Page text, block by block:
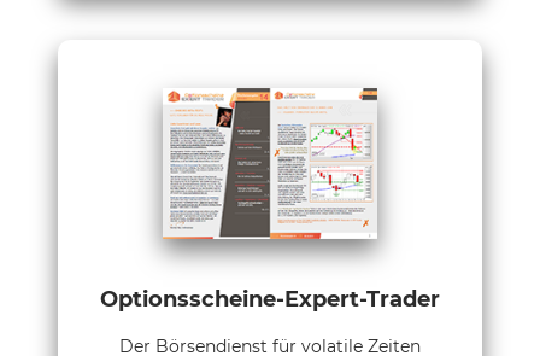
Optionsscheine-Expert-Trader
Der Börsendienst für volatile Zeiten